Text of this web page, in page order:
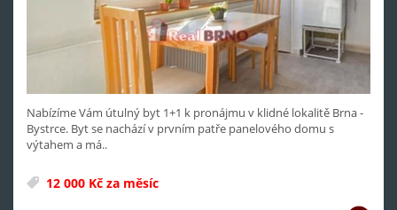
Nabízíme Vám útulný byt 1+1 k pronájmu v klidné lokalitě Brna -
Bystrce. Byt se nachází v prvním patře panelového domu s
výtahem a má..
12 000 Kč za měsíc